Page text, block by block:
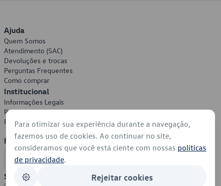
Ajuda
Quem Somos
Atendimento (SAC)
Devoluções e trocas
Perguntas Frequentes
Como comprar
Institucional
Informações Legais
Política de Privacidade
Política de Cookies
Formas de Pagamento
Segurança
Para otimizar sua experiência durante a navegação,
fazemos uso de cookies. Ao continuar no site,
consideramos que você está ciente com nossas políticas
de privacidade.
Rejeitar cookies